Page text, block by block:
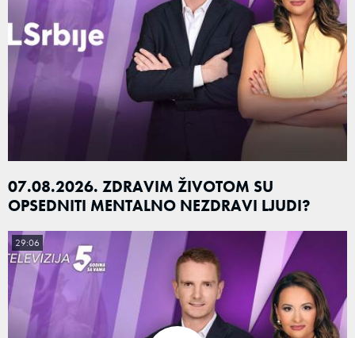
07.08.2026. ZDRAVIM ŽIVOTOM SU
OPSEDNITI MENTALNO NEZDRAVI LJUDI?
29:06